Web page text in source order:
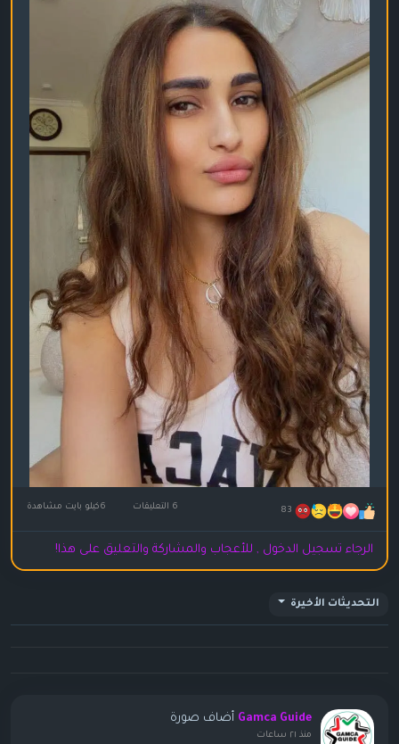
83
الرجاء تسجيل الدخول , للأعجاب والمشاركة والتعليق على هذا!
التحديثات الأخيرة
Gamca Guide أضاف صورة
منذ ٢١ ساعات